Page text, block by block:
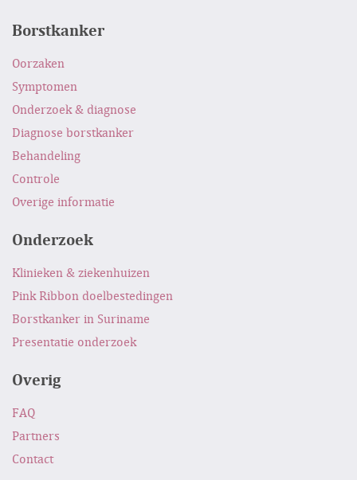
Borstkanker
Oorzaken
Symptomen
Onderzoek & diagnose
Diagnose borstkanker
Behandeling
Controle
Overige informatie
Onderzoek
Klinieken & ziekenhuizen
Pink Ribbon doelbestedingen
Borstkanker in Suriname
Presentatie onderzoek
Overig
FAQ
Partners
Contact